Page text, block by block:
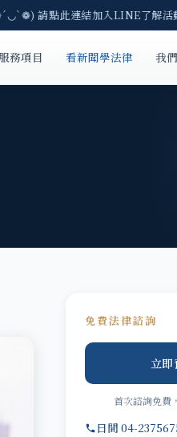
請點此連結加入LINE了解活動
服務項目 看新聞學法律 我
免費法律諮詢
立
首次諮詢免費
日間 04-